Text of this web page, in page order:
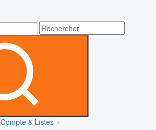
Compte & Listes